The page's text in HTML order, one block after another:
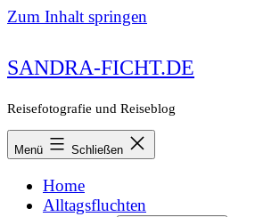
Zum Inhalt springen
SANDRA-FICHT.DE
Reisefotografie und Reiseblog
Menü Schließen
Home
Alltagsfluchten